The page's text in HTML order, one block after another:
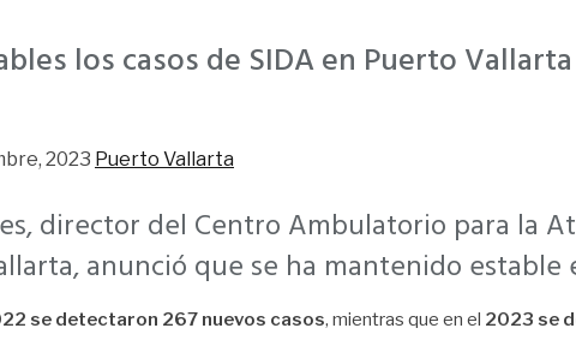
los casos de SIDA en Puerto Vallarta
2023 Puerto Vallarta
director del Centro Ambulatorio para la
anunció que se ha mantenido
se detectaron 267 nuevos casos, mientras que en el 2023 se